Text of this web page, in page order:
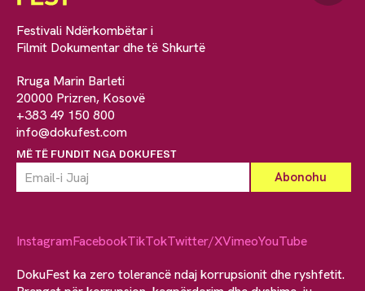
Festivali Ndërkombëtar i
Filmit Dokumentar dhe të Shkurtë
Rruga Marin Barleti
20000 Prizren, Kosovë
+383 49 150 800
info@dokufest.com
MË TË FUNDIT NGA DOKUFEST
InstagramFacebookTikTokTwitter/XVimeoYouTube
DokuFest ka zero tolerancë ndaj korrupsionit dhe ryshfetit.